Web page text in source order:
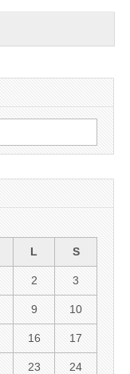
L S
2 3
9 10
16 17
23 24